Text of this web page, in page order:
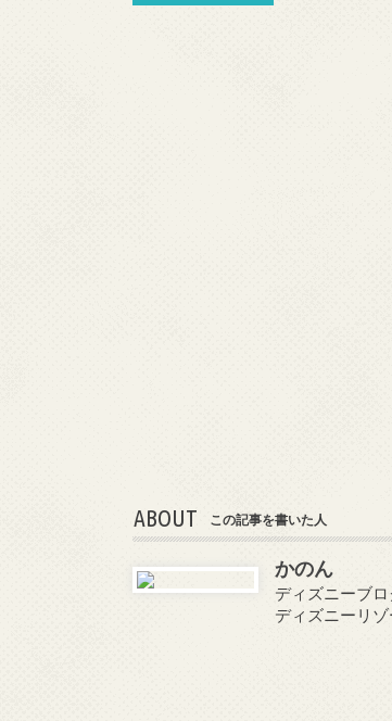
ABOUT この記事を書いた人
かのん
ディズニーブ
ディズニーリ